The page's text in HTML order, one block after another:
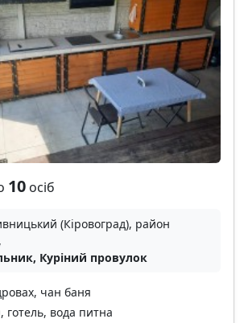
10 осіб
(Кіровоград), район
Куріний провулок
чан баня
готель, вода питна